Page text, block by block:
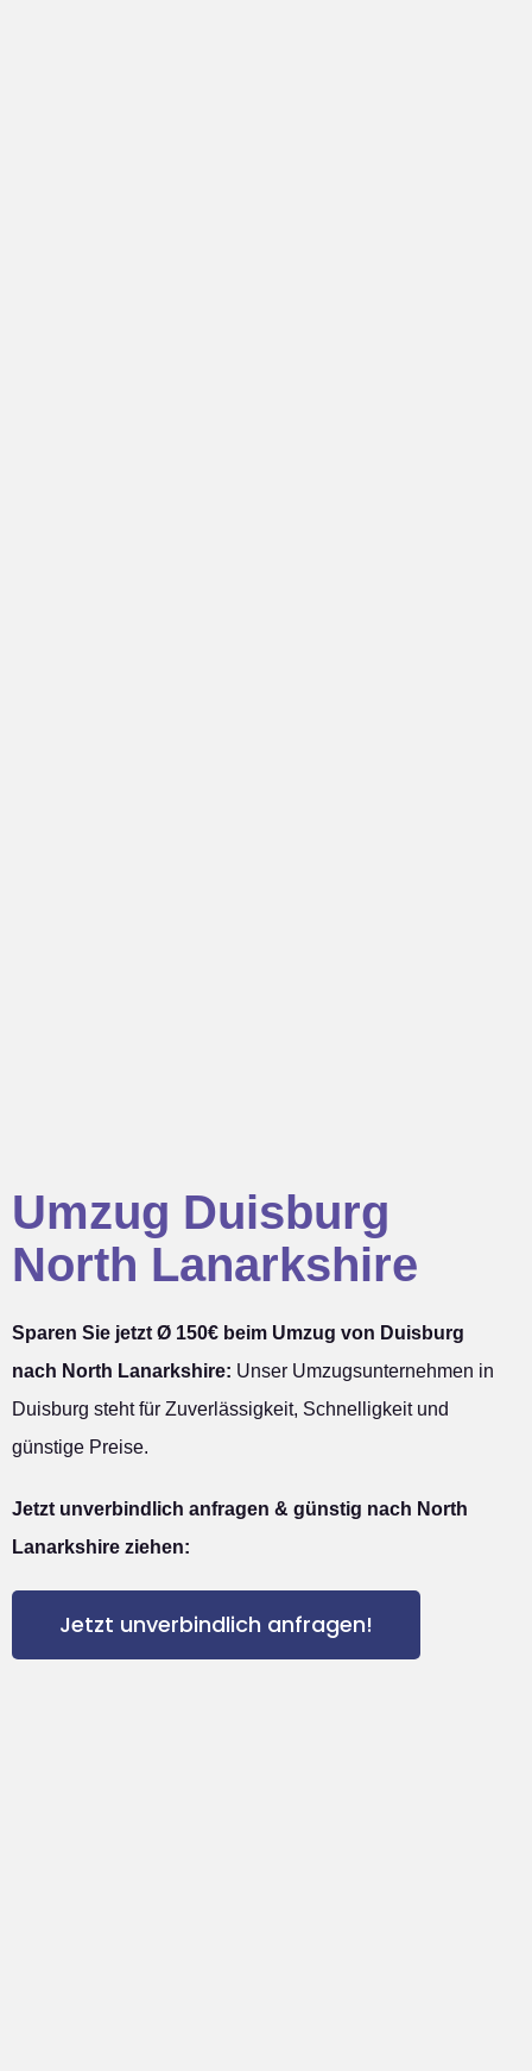
Umzug Duisburg
North Lanarkshire
Sparen Sie jetzt Ø 150€ beim Umzug von Duisburg
nach North Lanarkshire: Unser Umzugsunternehmen in
Duisburg steht für Zuverlässigkeit, Schnelligkeit und
günstige Preise.
Jetzt unverbindlich anfragen & günstig nach North
Lanarkshire ziehen:
Jetzt unverbindlich anfragen!